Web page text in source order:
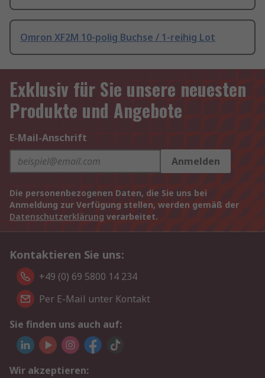
Omron XF2M 10-polig Buchse / 1-reihig Lot
Exklusiv für Sie unsere neuesten
Produkte und Angebote
E-Mail-Anschrift
Anmelden
Die personenbezogenen Daten, die Sie uns bei
Anmeldung zur Verfügung stellen, werden gemäß der
Datenschutzerklärung verarbeitet.
Kontaktieren Sie uns:
+49 (0) 69 5800 14 234
Per E-Mail unter Kontakt
Sie finden uns auch auf:
Wir akzeptieren: